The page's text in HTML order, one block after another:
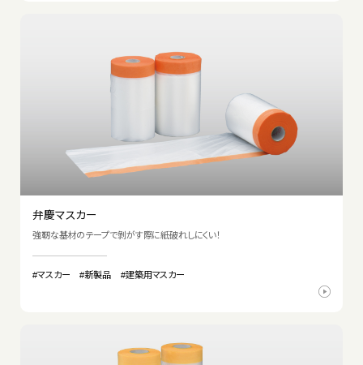
弁慶マスカー
強靭な基材のテープで剝がす際に紙破れしにくい！
#マスカー #新製品 #建築用マスカー